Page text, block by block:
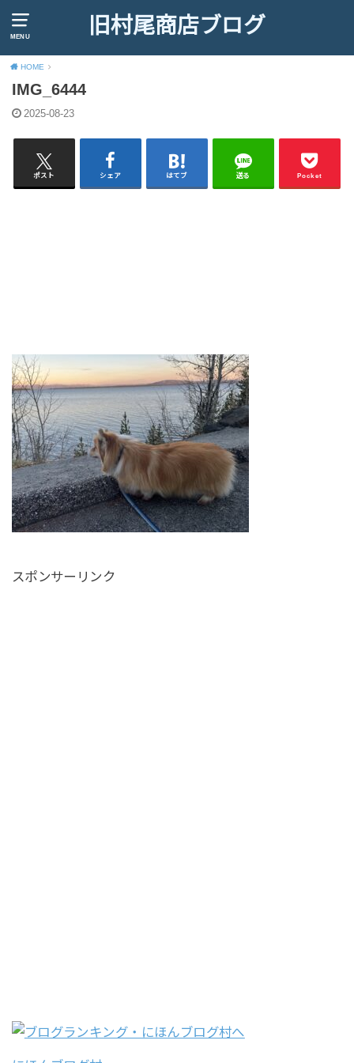
MENU 旧村尾商店ブログ
HOME
IMG_6444
2025-08-23
ポスト シェア はてブ 送る Pocket
スポンサーリンク